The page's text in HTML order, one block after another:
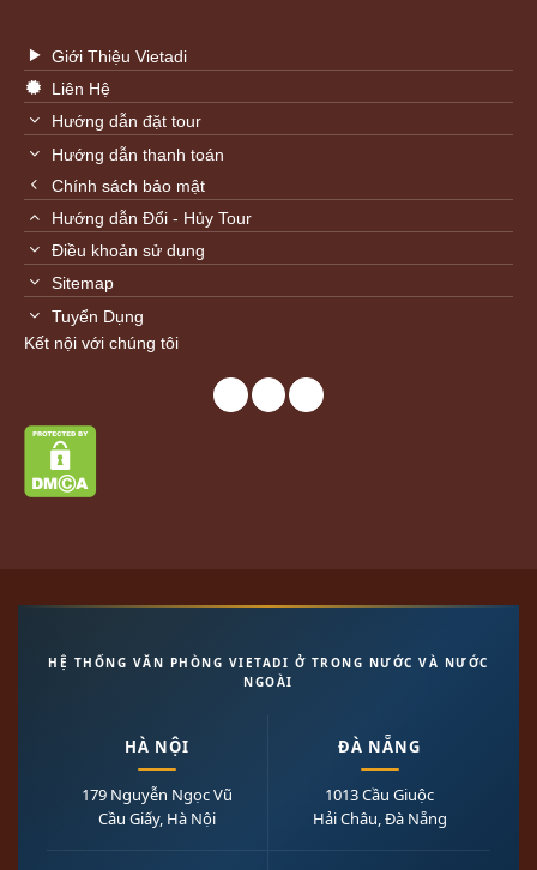
Giới Thiệu Vietadi
Liên Hệ
Hướng dẫn đặt tour
Hướng dẫn thanh toán
Chính sách bảo mật
Hướng dẫn Đổi - Hủy Tour
Điều khoản sử dụng
Sitemap
Tuyển Dụng
Kết nội với chúng tôi
HỆ THỐNG VĂN PHÒNG VIETADI Ở TRONG NƯỚC VÀ NƯỚC
NGOÀI
HÀ NỘI
179 Nguyễn Ngọc Vũ
Cầu Giấy, Hà Nội
ĐÀ NẴNG
1013 Cầu Giuộc
Hải Châu, Đà Nẵng